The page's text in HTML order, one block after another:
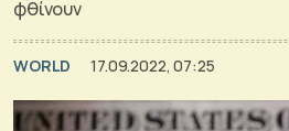
φθίνουν
WORLD 17.09.2022, 07:25